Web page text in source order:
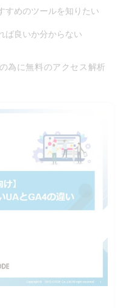
すめのツールを知りたい
ば良いか分からない
為に無料のアクセス解析